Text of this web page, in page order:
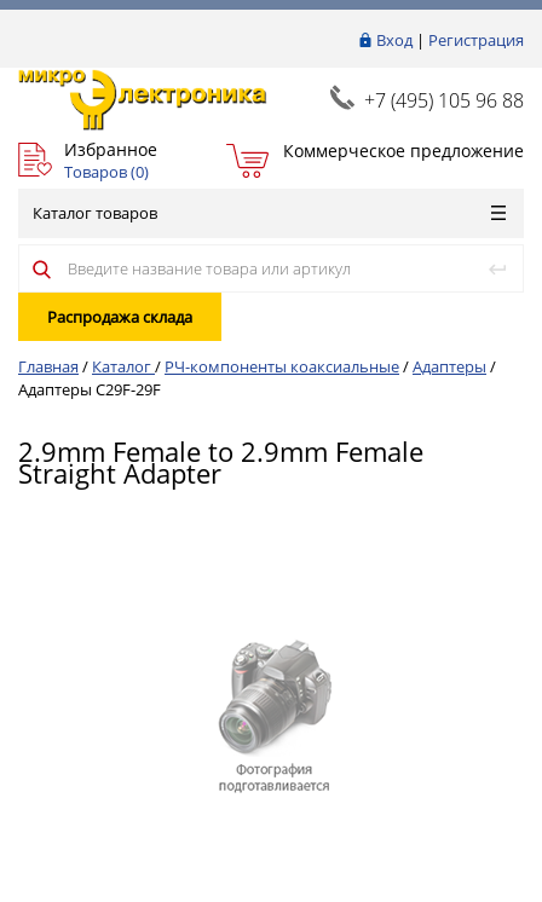
Вход| Регистрация
+7 (495) 105 96 88
Избранное
Товаров (0)
Коммерческое предложение
Каталог товаров
Распродажа склада
Главная / Каталог/ РЧ-компоненты коаксиальные/Адаптеры /
Адаптеры C29F-29F
2.9mm Female to 2.9mm Female
Straight Adapter